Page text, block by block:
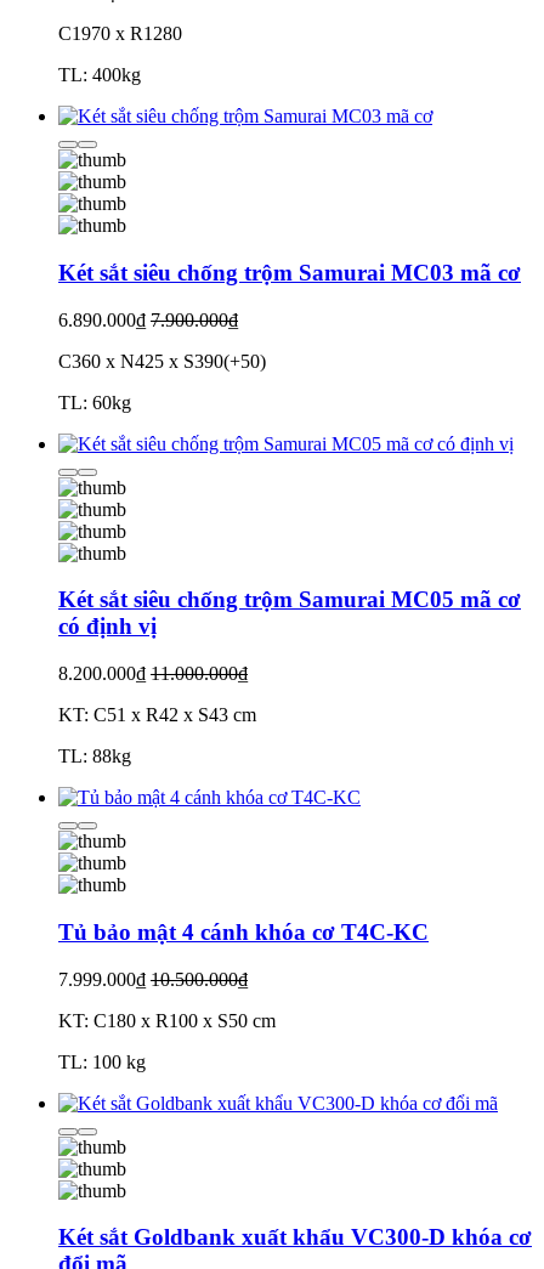
C1970 x R1280
TL: 400kg
Két sắt siêu chống trộm Samurai MC03 mã cơ
6.890.000₫ 7.900.000₫
C360 x N425 x S390(+50)
TL: 60kg
Két sắt siêu chống trộm Samurai MC05 mã cơ
có định vị
8.200.000₫ 11.000.000₫
KT: C51 x R42 x S43 cm
TL: 88kg
Tủ bảo mật 4 cánh khóa cơ T4C-KC
7.999.000₫ 10.500.000₫
KT: C180 x R100 x S50 cm
TL: 100 kg
Két sắt Goldbank xuất khẩu VC300-D khóa cơ